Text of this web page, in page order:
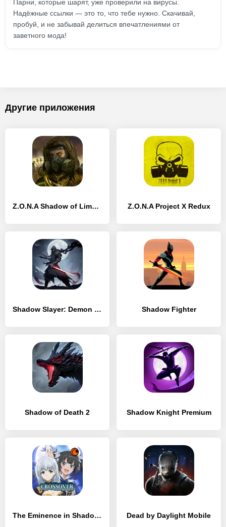
Парни, которые шарят, уже проверили на вирусы.
Надёжные ссылки — это то, что тебе нужно. Скачивай,
пробуй, и не забывай делиться впечатлениями от
заветного мода!
Другие приложения
Z.O.N.A Shadow of Limansk Redux Z.O.N.A Project X Redux
Shadow Slayer: Demon Hunter Shadow Fighter
Shadow of Death 2 Shadow Knight Premium
The Eminence in Shadow RPG Dead by Daylight Mobile